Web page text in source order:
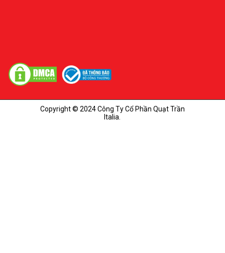
Copyright © 2024 Công Ty Cổ Phần Quạt Trần
Italia.